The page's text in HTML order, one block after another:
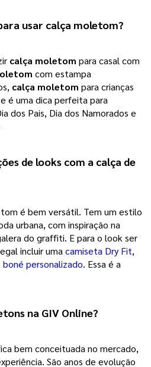
usar calça moletom?
calça moletom para casal com
com estampa
calça moletom para crianças
é uma dica perfeita para
dos Pais, Dia dos Namorados e
de looks com a calça de
urbana, com inspiração na
do graffiti. E para o look ser
incluir uma camiseta Dry Fit
boné personalizado. Essa é a
na GIV Online?
bem conceituada no mercado,
São anos de evolução